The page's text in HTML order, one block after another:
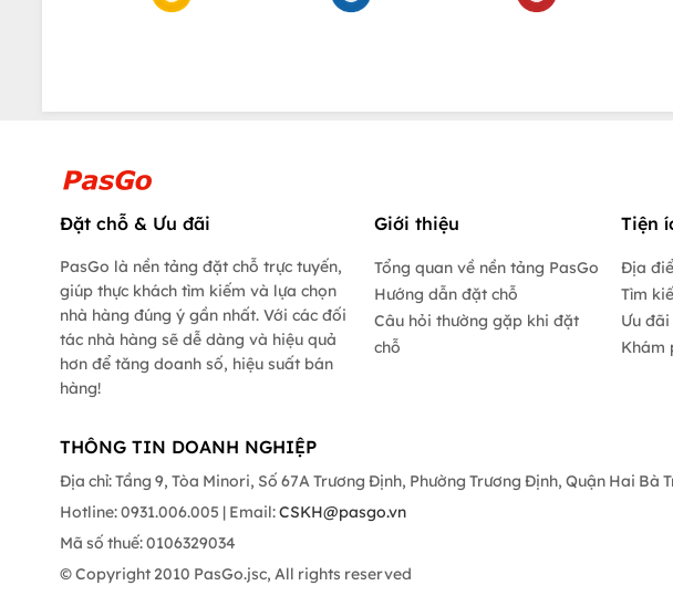
Đặt chỗ & Ưu đãi
PasGo là nền tảng đặt chỗ trực tuyến,
giúp thực khách tìm kiếm và lựa chọn
nhà hàng đúng ý gần nhất. Với các đối
tác nhà hàng sẽ dễ dàng và hiệu quả
hơn để tăng doanh số, hiệu suất bán
hàng!
Giới thiệu
Tổng quan về nền tảng PasGo
Hướng dẫn đặt chỗ
Câu hỏi thường gặp khi đặt
chỗ
Tiện
Địa
Tìm
Ưu
Khám
THÔNG TIN DOANH NGHIỆP
Địa chỉ: Tầng 9, Tòa Minori, Số 67A Trương Định, Phường Trương Định, Quận Hai Bà
Hotline: 0931.006.005 | Email:CSKH@pasgo.vn
Mã số thuế: 0106329034
© Copyright 2010 PasGo.jsc, All rights reserved